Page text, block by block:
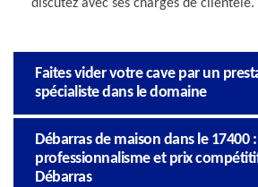
discutez avec ses chargés de clientèle.
Faites vider votre cave par un
spécialiste dans le domaine
Débarras de maison dans le 17400 :
professionnalisme et prix
Débarras